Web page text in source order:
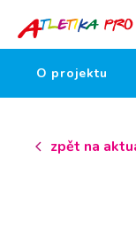
O projektu
zpět na